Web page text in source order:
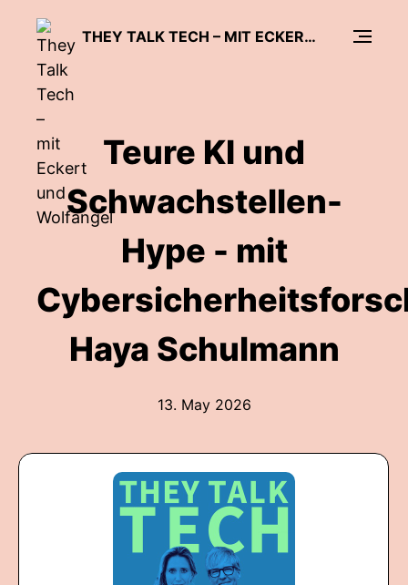
THEY TALK TECH – MIT ECKERT UND WOLFANGEL
Teure KI und
Schwachstellen-
Hype - mit
Haya Schulmann
13. May 2026